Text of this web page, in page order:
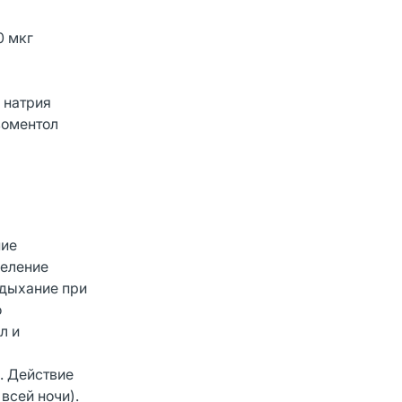
мкг
при
и
Действие
ночи).